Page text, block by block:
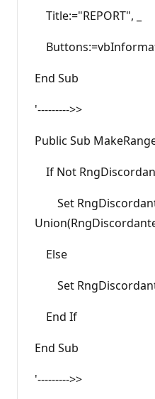
Title:="REPORT", _
End Sub
'--------->>
Public Sub
If Not
Set
Else
Set
End If
End Sub
'--------->>